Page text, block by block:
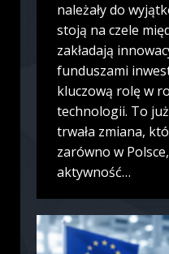
należały do
stoją na czele
zakładają
funduszami
kluczową rolę w
technologii. To
trwała zmiana,
zarówno w
aktywność…